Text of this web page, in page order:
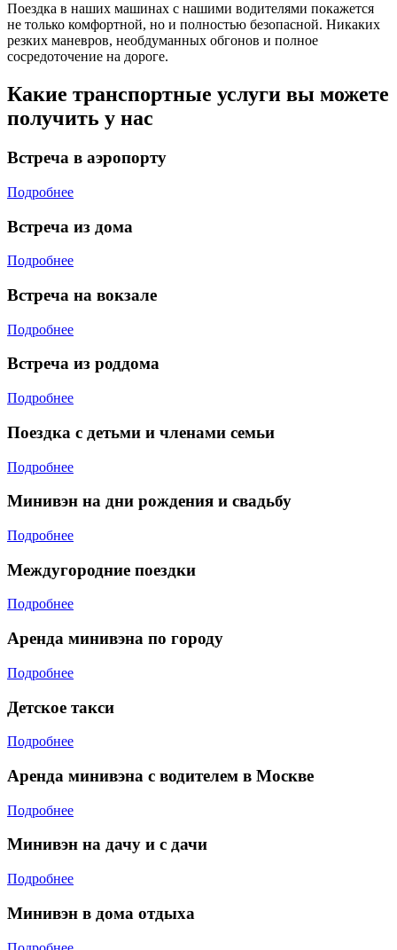
Поездка в наших машинах с нашими водителями покажется
не только комфортной, но и полностью безопасной. Никаких
резких маневров, необдуманных обгонов и полное
сосредоточение на дороге.
Какие транспортные услуги вы можете
получить у нас
Встреча в аэропорту
Подробнее
Встреча из дома
Подробнее
Встреча на вокзале
Подробнее
Встреча из роддома
Подробнее
Поездка с детьми и членами семьи
Подробнее
Минивэн на дни рождения и свадьбу
Подробнее
Междугородние поездки
Подробнее
Аренда минивэна по городу
Подробнее
Детское такси
Подробнее
Аренда минивэна с водителем в Москве
Подробнее
Минивэн на дачу и с дачи
Подробнее
Минивэн в дома отдыха